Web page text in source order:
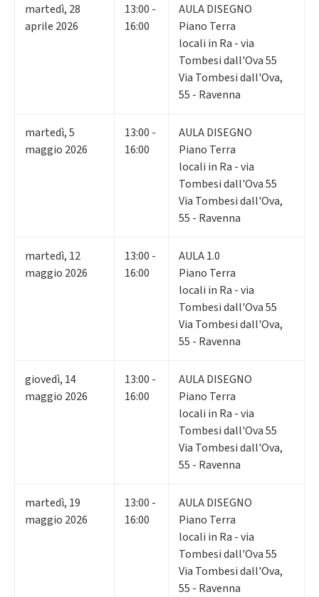
martedì, 28
aprile 2026
13:00 -
16:00
AULA DISEGNO
Piano Terra
locali in Ra - via
Tombesi dall'Ova 55
Via Tombesi dall'Ova,
55 - Ravenna
martedì,5
maggio 2026
13:00 -
16:00
AULA DISEGNO
Piano Terra
locali in Ra - via
Tombesi dall'Ova 55
Via Tombesi dall'Ova,
55 - Ravenna
martedì, 12
maggio 2026
13:00 -
16:00
AULA 1.0
Piano Terra
locali in Ra - via
Tombesi dall'Ova 55
Via Tombesi dall'Ova,
55 - Ravenna
giovedì, 14
maggio 2026
13:00 -
16:00
AULA DISEGNO
Piano Terra
locali in Ra - via
Tombesi dall'Ova 55
Via Tombesi dall'Ova,
55 - Ravenna
martedì, 19
maggio 2026
13:00 -
16:00
AULA DISEGNO
Piano Terra
locali in Ra - via
Tombesi dall'Ova 55
Via Tombesi dall'Ova,
55 - Ravenna